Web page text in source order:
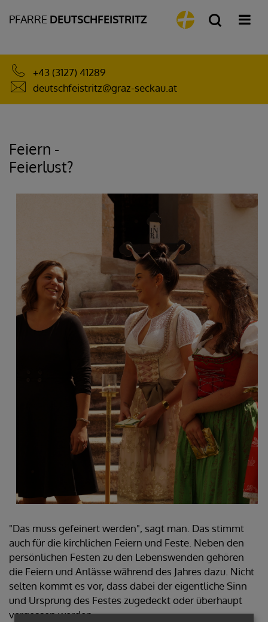
PFARRE DEUTSCHFEISTRITZ
+43 (3127) 41289
deutschfeistritz@graz-seckau.at
Feiern -
Feierlust?
"Das muss gefeinert werden", sagt man. Das stimmt
auch für die kirchlichen Feiern und Feste. Neben den
persönlichen Festen zu den Lebenswenden gehören
die Feiern und Anlässe während des Jahres dazu. Nicht
selten kommt es vor, dass dabei der eigentliche Sinn
und Ursprung des Festes zugedeckt oder überhaupt
vergessen werden.